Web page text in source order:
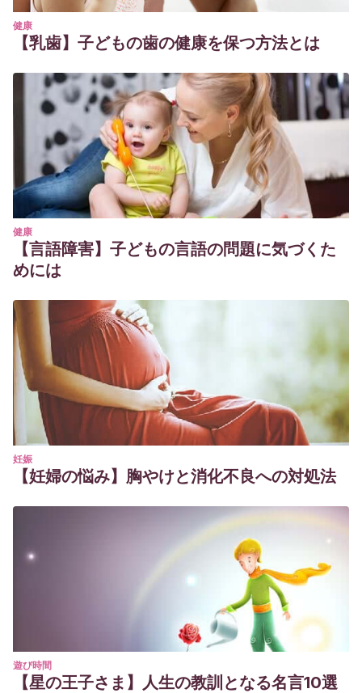
健康
【乳歯】子どもの歯の健康を保つ方法とは
健康
【言語障害】子どもの言語の問題に気づくた
めには
妊娠
【妊婦の悩み】胸やけと消化不良への対処法
遊び時間
【星の王子さま】人生の教訓となる名言10選